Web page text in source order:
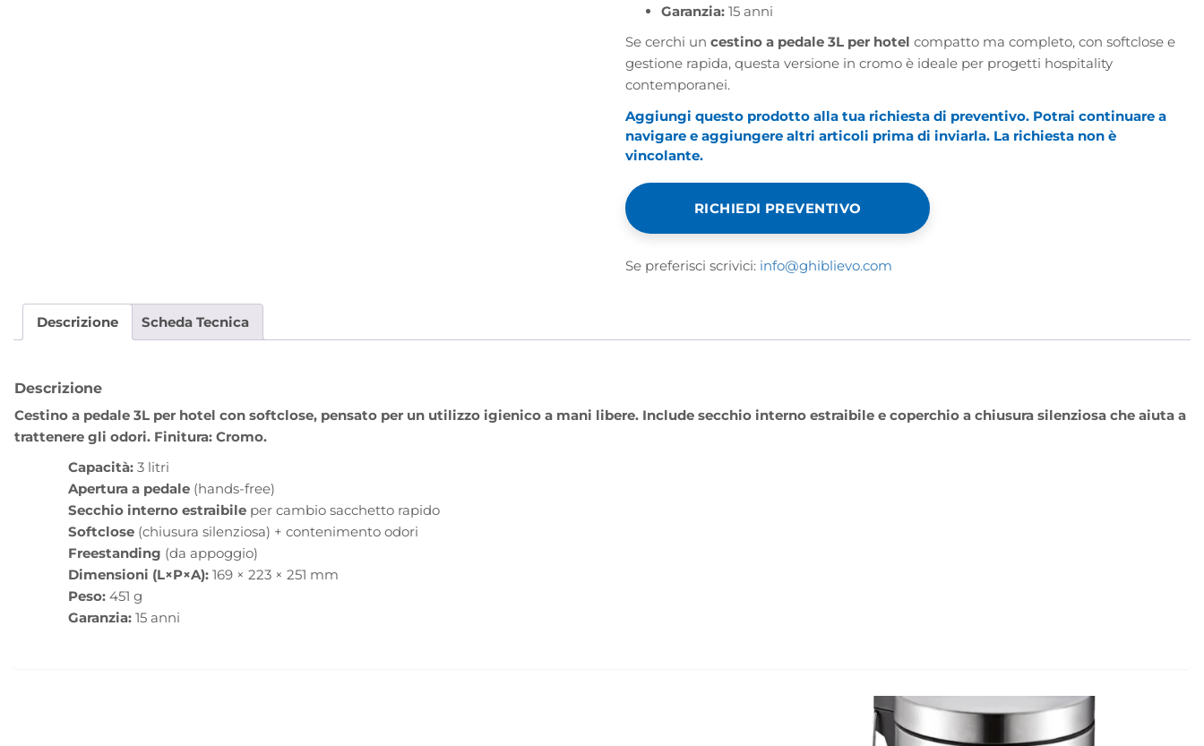
Garanzia: 15 anni
Se cerchi uncestino a pedale 3L per hotel compatto ma completo, con softclose e
gestione rapida, questa versione in cromo è ideale per progetti hospitality
contemporanei.
Aggiungi questo prodotto alla tua richiesta di preventivo. Potrai continuare a
navigare e aggiungere altri articoli prima di inviarla. La richiesta non è
vincolante.
RICHIEDI PREVENTIVO
Se preferisci scrivici: info@ghiblievo.com
Descrizione Scheda Tecnica
Descrizione
Cestino a pedale 3L per hotel con softclose, pensato per un utilizzo igienico a mani libere. Include secchio interno estraibile e coperchio a chiusura silenziosa che aiuta a
trattenere gli odori. Finitura: Cromo.
Capacità: 3 litri
Apertura a pedale (hands-free)
Secchio interno estraibile per cambio sacchetto rapido
Softclose (chiusura silenziosa) + contenimento odori
Freestanding (da appoggio)
Dimensioni (L×P×A): 169 × 223 × 251 mm
Peso: 451 g
Garanzia: 15 anni